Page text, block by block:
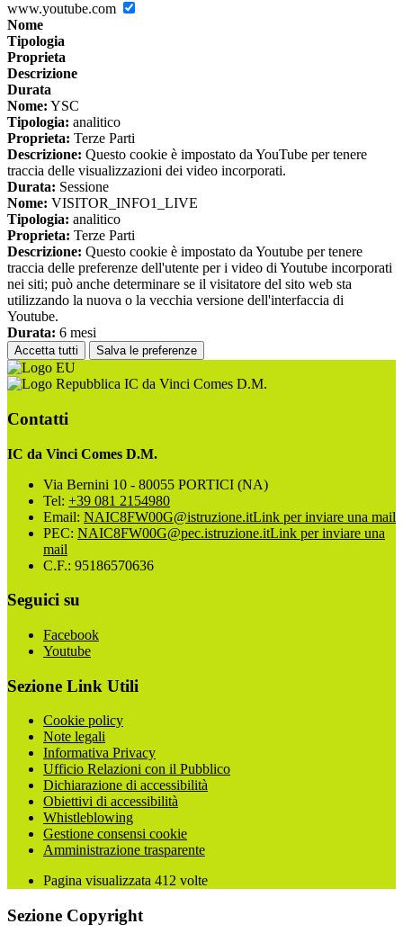
www.youtube.com
Nome
Tipologia
Proprieta
Descrizione
Durata
Nome: YSC
Tipologia: analitico
Proprieta: Terze Parti
Descrizione: Questo cookie è impostato da YouTube per tenere
traccia delle visualizzazioni dei video incorporati.
Durata: Sessione
Nome: VISITOR_INFO1_LIVE
Tipologia: analitico
Proprieta: Terze Parti
Descrizione: Questo cookie è impostato da Youtube per tenere
traccia delle preferenze dell'utente per i video di Youtube incorporati
nei siti; può anche determinare se il visitatore del sito web sta
utilizzando la nuova o la vecchia versione dell'interfaccia di
Youtube.
Durata: 6 mesi
Accetta tutti Salva le preferenze
IC da Vinci Comes D.M.
Contatti
IC da Vinci Comes D.M.
Via Bernini 10 - 80055 PORTICI (NA)
Tel: +39 081 2154980
Email: NAIC8FW00G@istruzione.itLink per inviare una mail
PEC: NAIC8FW00G@pec.istruzione.itLink per inviare una
mail
C.F.: 95186570636
Seguici su
Facebook
Youtube
Sezione Link Utili
Cookie policy
Note legali
Informativa Privacy
Ufficio Relazioni con il Pubblico
Dichiarazione di accessibilità
Obiettivi di accessibilità
Whistleblowing
Gestione consensi cookie
Amministrazione trasparente
Pagina visualizzata 412 volte
Sezione Copyright